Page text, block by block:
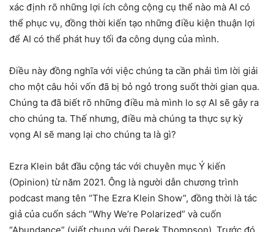
xác định rõ những lợi ích công cộng cụ thể nào mà AI có
thể phục vụ, đồng thời kiến ​​tạo những điều kiện thuận lợi
để AI có thể phát huy tối đa công dụng của mình.
Điều này đồng nghĩa với việc chúng ta cần phải tìm lời giải
cho một câu hỏi vốn đã bị bỏ ngỏ trong suốt thời gian qua.
Chúng ta đã biết rõ những điều mà mình lo sợ AI sẽ gây ra
cho chúng ta. Thế nhưng, điều mà chúng ta thực sự kỳ
vọng AI sẽ mang lại cho chúng ta là gì?
Ezra Klein bắt đầu cộng tác với chuyên mục Ý kiến ​​
(Opinion) từ năm 2021. Ông là người dẫn chương trình
podcast mang tên “The Ezra Klein Show”, đồng thời là tác
giả của cuốn sách “Why We’re Polarized” và cuốn